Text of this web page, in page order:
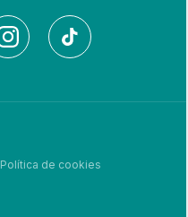
Política de cookies